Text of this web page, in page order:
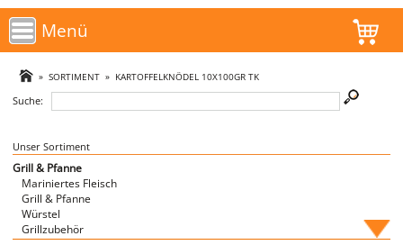
Menü
AKTIONEN
SORTIMENT
LOGIN
FAVORITEN
» SORTIMENT» KARTOFFELKNÖDEL 10X100GR TK
Suche:
Unser Sortiment
Grill & Pfanne
Mariniertes Fleisch
Grill & Pfanne
Würstel
Grillzubehör